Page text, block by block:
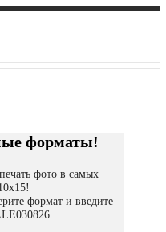
форматы!
фото в самых
формат и введите